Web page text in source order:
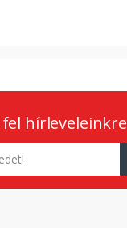
hírleveleinkre